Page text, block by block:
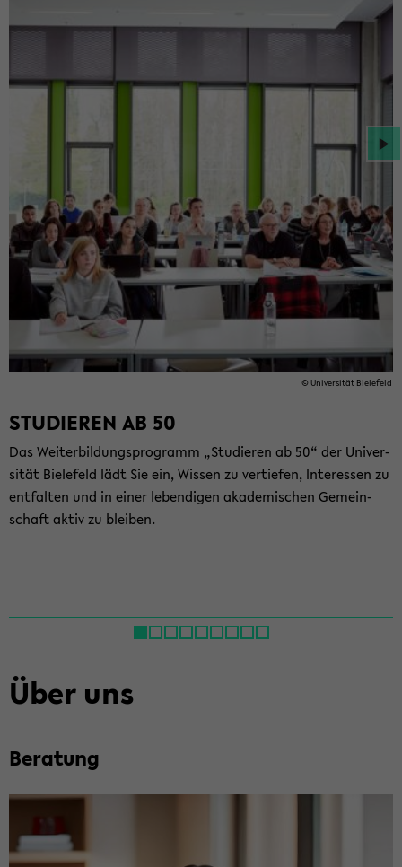
© Uni­ver­si­tät Bie­le­feld
STU­DIE­REN AB 50
Das Wei­ter­bil­dungs­pro­gramm „Stu­die­ren ab 50“ der Uni­ver­
si­tät Bie­le­feld lädt Sie ein, Wis­sen zu ver­tie­fen, In­ter­es­sen zu
ent­fal­ten und in einer le­ben­di­gen aka­de­mi­schen Ge­mein­
schaft aktiv zu blei­ben.
Über uns
Be­ra­tung